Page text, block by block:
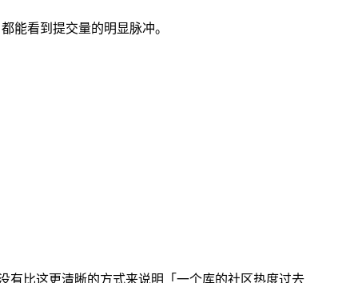
能看到提交量的明显脉冲。
有比这更清晰的方式来说明「一个库的社区热度过去